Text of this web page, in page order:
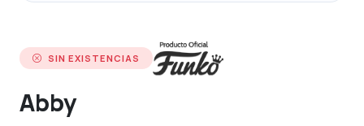
SIN EXISTENCIAS
Abby